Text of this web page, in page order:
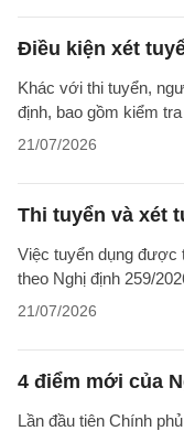
Điều kiện xét
Khác với thi tuyển,
định, bao gồm kiểm
21/07/2026
Thi tuyển và xét
Việc tuyển dụng được
theo Nghị định 259/
21/07/2026
4 điểm mới của
Lần đầu tiên Chính